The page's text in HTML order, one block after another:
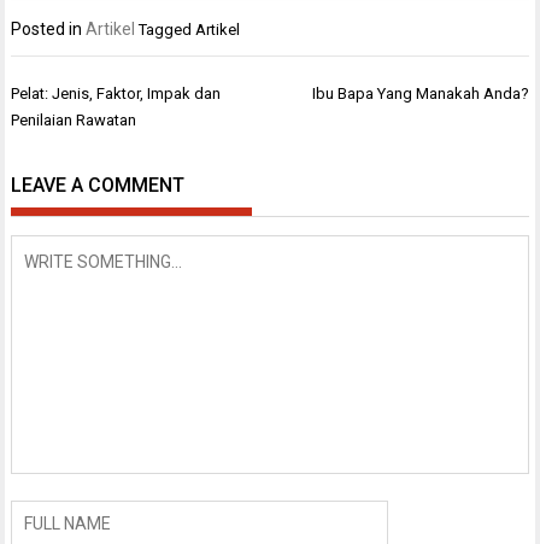
Posted inArtikel TaggedArtikel
Post
navigation
Pelat: Jenis, Faktor, Impak dan
Penilaian Rawatan
Ibu Bapa Yang Manakah Anda?
LEAVE A COMMENT